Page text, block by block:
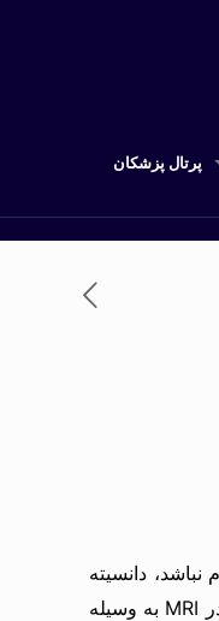
پرتال پزشکان
ضریب تضعیف اشعه ایکس ممکن است بیش از 1% در بافت های نرم نباشد، دانسیته
چرخش و زمان های استراحت T1 و T2 ممکن است حتی تا 40% متفاوت باشند. دوم اینکه هیچ اشعه یونیزانی در MRI تابیده نمی شود. سوم، چون ناحیه تصویربرداری در MRI به وسیله